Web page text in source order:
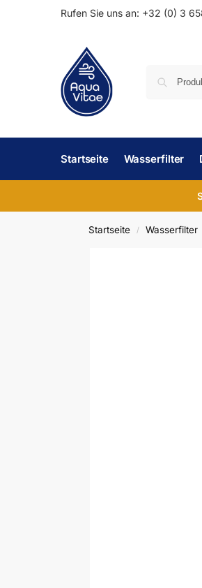
Rufen Sie uns an: +32 (0) 3
Startseite Wasserfilter
Startseite / Wasserfilter